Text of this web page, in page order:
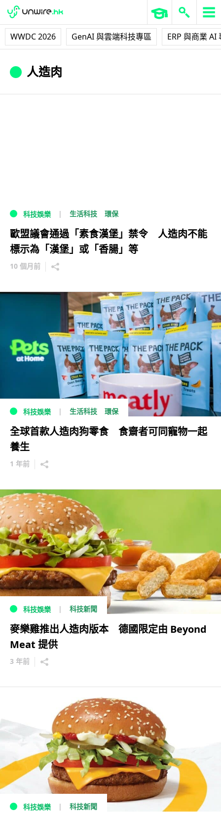
WWDC 2026 GenAI 與雲端科技專區 ERP 與商業 AI
人造肉
科技娛樂 生活科技 環保
歐盟議會通過「素食漢堡」禁令 人造肉不能
標示為「漢堡」或「香腸」等
10 個月前
科技娛樂 生活科技 環保
全球首款人造肉狗零食 食齋者可同寵物一起
養生
1 年前
科技娛樂 科技新聞
麥樂雞推出人造肉版本 德國限定由 Beyond
Meat 提供
3 年前
科技娛樂 科技新聞